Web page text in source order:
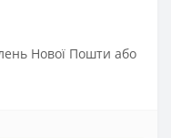
Нової Пошти або